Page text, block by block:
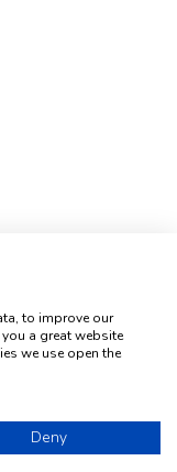
2730 Herlev -
holm.dk- CVR-nr.:
to improve our
a great website
we use open the
Deny